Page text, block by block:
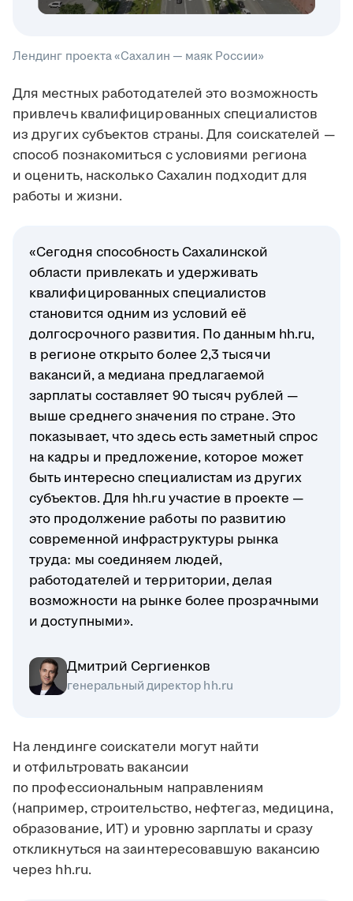
Лендинг проекта «Сахалин — маяк России»
Для местных работодателей это возможность
привлечь квалифицированных специалистов
из других субъектов страны. Для соискателей —
способ познакомиться с условиями региона
и оценить, насколько Сахалин подходит для
работы и жизни.
«Сегодня способность Сахалинской
области привлекать и удерживать
квалифицированных специалистов
становится одним из условий её
долгосрочного развития. По данным hh.ru,
в регионе открыто более 2,3 тысячи
вакансий, а медиана предлагаемой
зарплаты составляет 90 тысяч рублей —
выше среднего значения по стране. Это
показывает, что здесь есть заметный спрос
на кадры и предложение, которое может
быть интересно специалистам из других
субъектов. Для hh.ru участие в проекте —
это продолжение работы по развитию
современной инфраструктуры рынка
труда: мы соединяем людей,
работодателей и территории, делая
возможности на рынке более прозрачными
и доступными».
Дмитрий Сергиенков
генеральный директор hh.ru
На лендинге соискатели могут найти
и отфильтровать вакансии
по профессиональным направлениям
(например, строительство, нефтегаз, медицина,
образование, ИТ) и уровню зарплаты и сразу
откликнуться на заинтересовавшую вакансию
через hh.ru.